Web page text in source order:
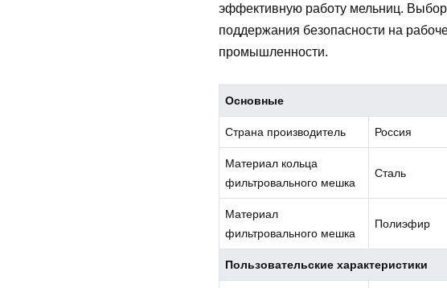
эффективную работу мельниц.
поддержания безопасности на
промышленности.
Основные
Страна производитель Россия
Материал кольца
фильтровального мешка
Сталь
Материал
фильтровального мешка
Полиэфир
Пользовательские характеристики